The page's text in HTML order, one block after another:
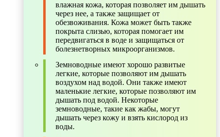
влажная кожа, которая позволяет им дышать
через нее, а также защищает от
обезвоживания. Кожа может быть также
покрыта слизью, которая помогает им
передвигаться в воде и защищаться от
болезнетворных микроорганизмов.
Земноводные имеют хорошо развитые
легкие, которые позволяют им дышать
воздухом над водой. Они также имеют
маленькие легкие, которые позволяют им
дышать под водой. Некоторые
земноводные, такие как жабы, могут
дышать через кожу и взять кислород из
воды.